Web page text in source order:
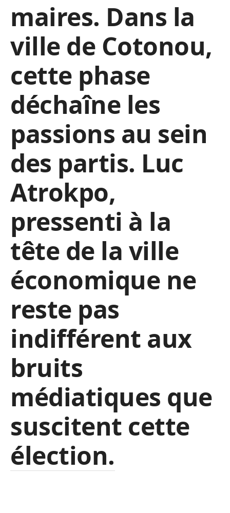
maires. Dans la
ville de Cotonou,
cette phase
déchaîne les
passions au sein
des partis. Luc
Atrokpo,
pressenti à la
tête de la ville
économique ne
reste pas
indifférent aux
bruits
médiatiques que
suscitent cette
élection.